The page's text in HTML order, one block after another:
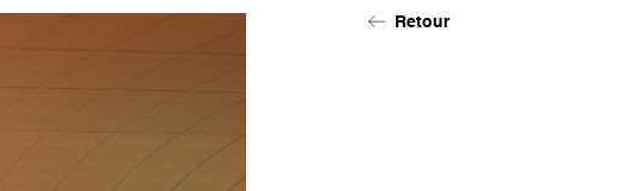
Retour